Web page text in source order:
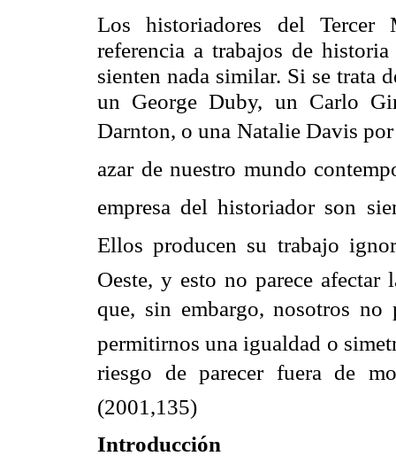
Los historiadores del Tercer
referencia a trabajos de
sienten nada similar. Si se trata
un George Duby, un Carlo
Darnton, o una Natalie Davis
azar de nuestro mundo
empresa del historiador son
Ellos producen su trabajo
Oeste, y esto no parece
que, sin embargo, nosotros
permitirnos una igualdad o
riesgo de parecer fuera de
(2001,135)
Introducción